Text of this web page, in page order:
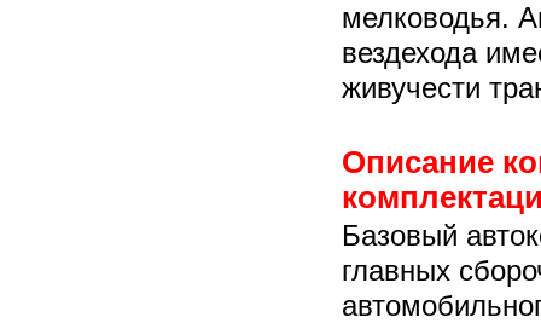
мелководья.
вездехода
живучести
Описание
Базовый
главных